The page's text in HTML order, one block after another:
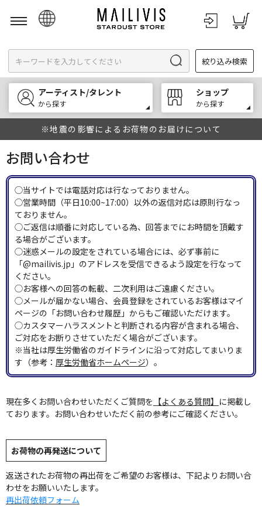
English
한국어
中文
絞り込み検索
アーティスト/タレント
から探す
ショップ
から探す
※地震の影響によるお荷物のお届けについて
お問い合わせ
◯当サイトでは電話対応は行なっておりません。
◯営業時間（平日10:00~17:00）以外の返信対応は原則行なっ
ておりません。
◯ご返信は順番に対応している為、回答までにお時間を頂戴す
る場合がございます。
◯迷惑メールの設定をされている場合には、必ず事前に
「@mailivis.jp」のアドレスを受信できるよう設定を行なって
ください。
◯お客様への回答の転載、二次利用はご遠慮ください。
◯メールが届かない場合、会員登録をされているお客様はマイ
ページの「お問い合わせ履歴」からもご確認いただけます。
◯カスタマーハラスメントと判断される内容が含まれる場合、
ご対応をお断りさせていただく場合がございます。
※当社は厚生労働省のガイドラインに沿って対応してまいりま
す（参考： 厚生労働省ホームページ）。
現在多くお問い合わせいただくご質問を 【よくある質問】 に掲載し
ております。お問い合わせいただく前の参考にご確認ください。
お荷物の再発送について
返送されたお荷物の再出荷をご希望のお客様は、下記よりお問い合
わせをお願いいたします。
再出荷依頼フォーム